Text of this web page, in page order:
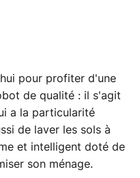
pour profiter d'une
de qualité : il s'agit
a la particularité
de laver les sols à
et intelligent doté de
son ménage.